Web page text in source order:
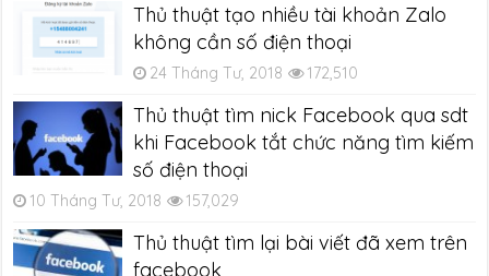
Thủ thuật tạo nhiều tài khoản Zalo
không cần số điện thoại
24 Tháng Tư, 2018 172,510
Thủ thuật tìm nick Facebook qua sdt
khi Facebook tắt chức năng tìm kiếm
số điện thoại
10 Tháng Tư, 2018 157,029
Thủ thuật tìm lại bài viết đã xem trên
facebook